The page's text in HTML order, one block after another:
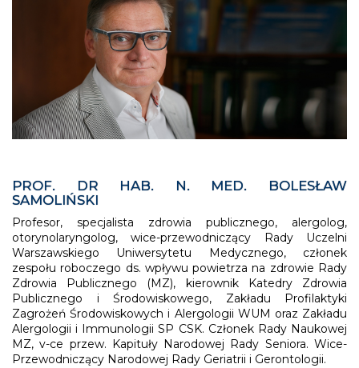
PROF. DR HAB. N. MED. BOLESŁAW
SAMOLIŃSKI
Profesor, specjalista zdrowia publicznego, alergolog,
otorynolaryngolog, wice-przewodniczący Rady Uczelni
Warszawskiego Uniwersytetu Medycznego, członek
zespołu roboczego ds. wpływu powietrza na zdrowie Rady
Zdrowia Publicznego (MZ), kierownik Katedry Zdrowia
Publicznego i Środowiskowego, Zakładu Profilaktyki
Zagrożeń Środowiskowych i Alergologii WUM oraz Zakładu
Alergologii i Immunologii SP CSK. Członek Rady Naukowej
MZ, v-ce przew. Kapituły Narodowej Rady Seniora. Wice-
Przewodniczący Narodowej Rady Geriatrii i Gerontologii.